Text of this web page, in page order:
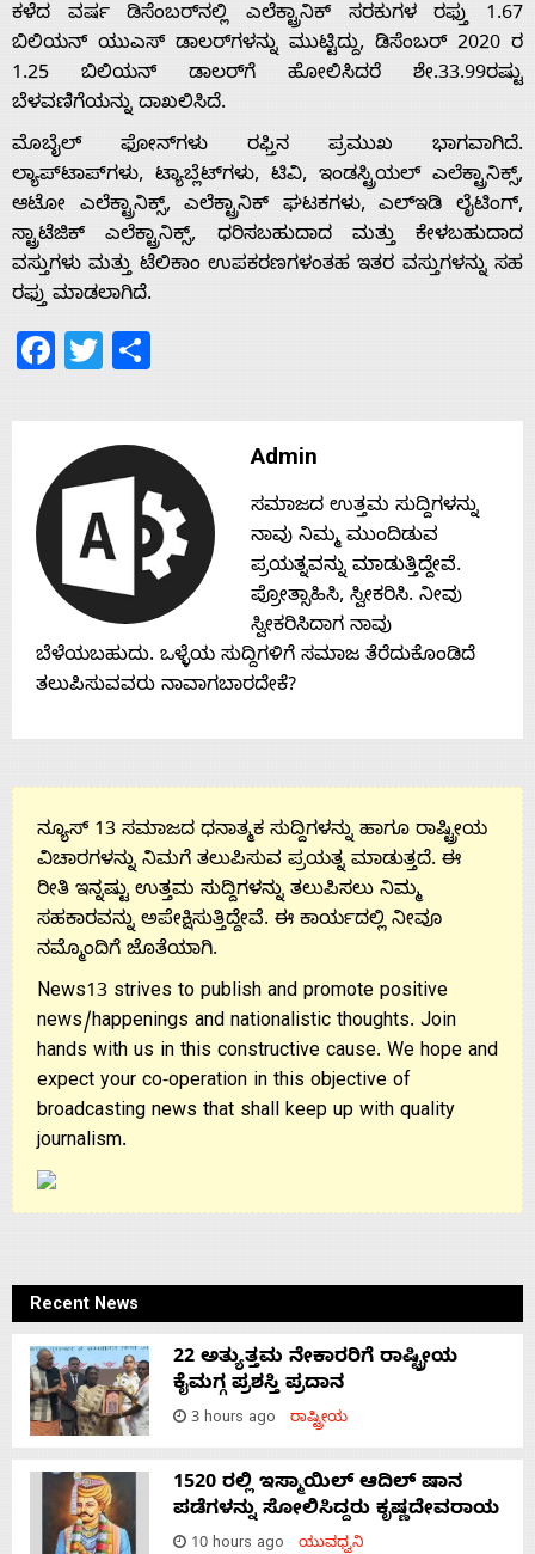
Home
About
Us
Advertise
With
s
Contact
Us
ಕಳೆದ ವರ್ಷ ಡಿಸೆಂಬರ್‌ನಲ್ಲಿ ಎಲೆಕ್ಟ್ರಾನಿಕ್ ಸರಕುಗಳ ರಫ್ತು 1.67
ಬಿಲಿಯನ್‌ ಯುಎಸ್ ಡಾಲರ್‌ಗಳನ್ನು ಮುಟ್ಟಿದ್ದು, ಡಿಸೆಂಬರ್ 2020 ರ
1.25 ಬಿಲಿಯನ್‌ ಡಾಲರ್‌ಗೆ ಹೋಲಿಸಿದರೆ ಶೇ.33.99ರಷ್ಟು
ಬೆಳವಣಿಗೆಯನ್ನು ದಾಖಲಿಸಿದೆ.
ಮೊಬೈಲ್ ಫೋನ್‌ಗಳು ರಫ್ತಿನ ಪ್ರಮುಖ ಭಾಗವಾಗಿದೆ.
ಲ್ಯಾಪ್‌ಟಾಪ್‌ಗಳು, ಟ್ಯಾಬ್ಲೆಟ್‌ಗಳು, ಟಿವಿ, ಇಂಡಸ್ಟ್ರಿಯಲ್ ಎಲೆಕ್ಟ್ರಾನಿಕ್ಸ್,
ಆಟೋ ಎಲೆಕ್ಟ್ರಾನಿಕ್ಸ್, ಎಲೆಕ್ಟ್ರಾನಿಕ್ ಘಟಕಗಳು, ಎಲ್‌ಇಡಿ ಲೈಟಿಂಗ್,
ಸ್ಟ್ರಾಟೆಜಿಕ್ ಎಲೆಕ್ಟ್ರಾನಿಕ್ಸ್, ಧರಿಸಬಹುದಾದ ಮತ್ತು ಕೇಳಬಹುದಾದ
ವಸ್ತುಗಳು ಮತ್ತು ಟೆಲಿಕಾಂ ಉಪಕರಣಗಳಂತಹ ಇತರ ವಸ್ತುಗಳನ್ನು ಸಹ
ರಫ್ತು ಮಾಡಲಾಗಿದೆ.
Facebook
Twitter
Admin
ಸಮಾಜದ ಉತ್ತಮ ಸುದ್ದಿಗಳನ್ನು
ನಾವು ನಿಮ್ಮ ಮುಂದಿಡುವ
ಪ್ರಯತ್ನವನ್ನು ಮಾಡುತ್ತಿದ್ದೇವೆ.
ಪ್ರೋತ್ಸಾಹಿಸಿ, ಸ್ವೀಕರಿಸಿ. ನೀವು
ಸ್ವೀಕರಿಸಿದಾಗ ನಾವು
ಬೆಳೆಯಬಹುದು. ಒಳ್ಳೆಯ ಸುದ್ದಿಗಳಿಗೆ ಸಮಾಜ ತೆರೆದುಕೊಂಡಿದೆ
ತಲುಪಿಸುವವರು ನಾವಾಗಬಾರದೇಕೆ?
ನ್ಯೂಸ್ 13 ಸಮಾಜದ ಧನಾತ್ಮಕ ಸುದ್ದಿಗಳನ್ನು ಹಾಗೂ ರಾಷ್ಟ್ರೀಯ
ವಿಚಾರಗಳನ್ನು ನಿಮಗೆ ತಲುಪಿಸುವ ಪ್ರಯತ್ನ ಮಾಡುತ್ತದೆ. ಈ
ರೀತಿ ಇನ್ನಷ್ಟು ಉತ್ತಮ ಸುದ್ದಿಗಳನ್ನು ತಲುಪಿಸಲು ನಿಮ್ಮ
ಸಹಕಾರವನ್ನು ಅಪೇಕ್ಷಿಸುತ್ತಿದ್ದೇವೆ. ಈ ಕಾರ್ಯದಲ್ಲಿ ನೀವೂ
ನಮ್ಮೊಂದಿಗೆ ಜೊತೆಯಾಗಿ.
News13 strives to publish and promote positive
news/happenings and nationalistic thoughts. Join
hands with us in this constructive cause. We hope and
expect your co-operation in this objective of
broadcasting news that shall keep up with quality
journalism.
Recent News
22 ಅತ್ಯುತ್ತಮ ನೇಕಾರರಿಗೆ ರಾಷ್ಟ್ರೀಯ
ಕೈಮಗ್ಗ ಪ್ರಶಸ್ತಿ ಪ್ರದಾನ
3 hours ago ರಾಷ್ಟ್ರೀಯ
1520 ರಲ್ಲಿ ಇಸ್ಮಾಯಿಲ್ ಆದಿಲ್ ಷಾನ
ಪಡೆಗಳನ್ನು ಸೋಲಿಸಿದ್ದರು ಕೃಷ್ಣದೇವರಾಯ
10 hours ago ಯುವಧ್ವನಿ